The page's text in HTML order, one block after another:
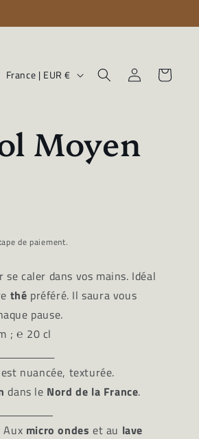
P
France | EUR € Connexion Panier
Moyen
de paiement.
se caler dans vos mains. Idéal
thé préféré. Il saura vous
pause.
; ℮ 20 cl
nuancée, texturée.
dans le Nord de la France.
Aux micro ondeset au lave